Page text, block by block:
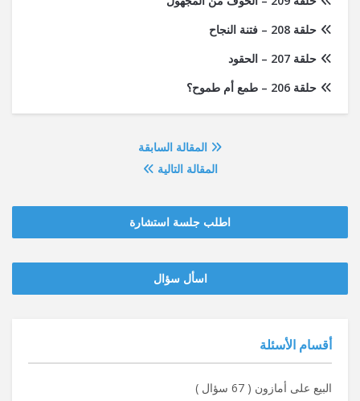
حلقة 208 – فتنة النجاح
حلقة 207 – الحقود
حلقة 206 – طمع أم طموح؟
المقالة السابقة
المقالة التالية
اطلب جلسة استشارة
‫‫اسأل سؤال
أقسام الأسئلة
البيع على أمازون ( 67 سؤال )